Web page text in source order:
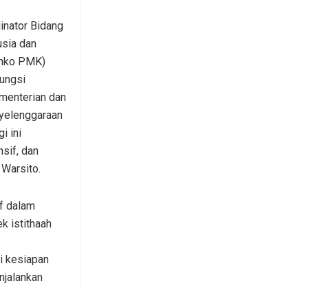
Bidang
dan
PMK)
dan
ini
dan
dalam
istithaah
kesiapan